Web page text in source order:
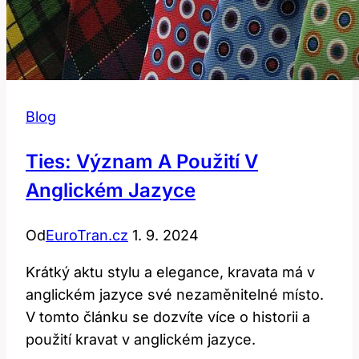
Blog
Ties: Význam A Použití V
Anglickém Jazyce
OdEuroTran.cz 1. 9. 2024
Krátký aktu stylu a elegance, kravata má v
anglickém jazyce své nezaměnitelné místo.
V tomto článku se dozvíte více o historii a
použití kravat v anglickém jazyce.